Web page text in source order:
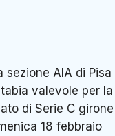
sezione AIA di Pisa
valevole per la
di Serie C girone
18 febbraio